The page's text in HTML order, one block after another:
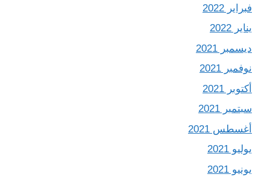
فبراير 2022
يناير 2022
ديسمبر 2021
نوفمبر 2021
أكتوبر 2021
سبتمبر 2021
أغسطس 2021
يوليو 2021
يونيو 2021